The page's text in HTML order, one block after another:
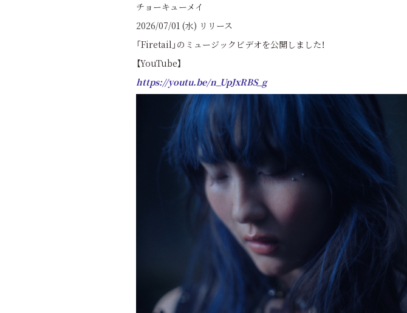
チョーキューメイ
2026/07/01 (水) リリース
「Firetail」のミュージックビデオを公開しました！
【YouTube】
https://youtu.be/n_UpJxRBS_g